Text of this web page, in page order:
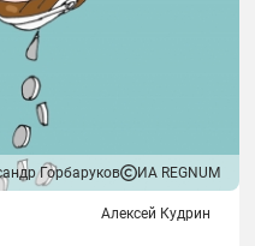
Горбаруков ИА REGNUM
Алексей Кудрин